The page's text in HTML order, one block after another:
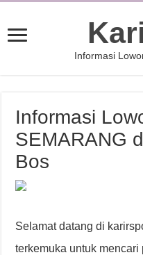
Informasi
Informasi
SEMARANG
Bos
Selamat datang di
terkemuka untuk